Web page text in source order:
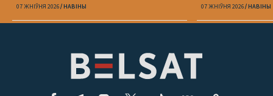
07 ЖНІЎНЯ 2026 НАВІНЫ 07 ЖНІЎНЯ 2026 НАВІНЫ